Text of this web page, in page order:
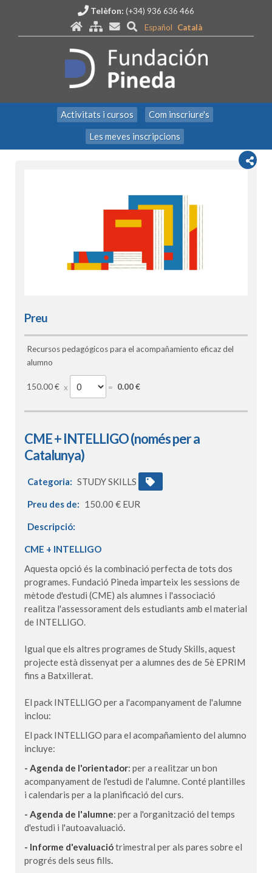
Telèfon: (+34) 936 636 466
Español
Català
Activitats i cursos
Com inscriure's
Les meves inscripcions
Preu
Recursos pedagógicos para el acompañamiento eficaz del
alumno
150.00 € 0.00 €
CME + INTELLIGO (només per a
Catalunya)
Categoria: STUDY SKILLS
Preu des de: 150.00 € EUR
Descripció:
CME + INTELLIGO
Aquesta opció és la combinació perfecta de tots dos
programes. Fundació Pineda imparteix les sessions de
mètode d'estudi (CME) als alumnes i l'associació
realitza l'assessorament dels estudiants amb el material
de INTELLIGO.
Igual que els altres programes de Study Skills, aquest
projecte està dissenyat per a alumnes des de 5è EPRIM
fins a Batxillerat.
El pack INTELLIGO per a l'acompanyament de l'alumne
inclou:
El pack INTELLIGO para el acompañamiento del alumno
incluye:
- Agenda de l'orientador: per a realitzar un bon
acompanyament de l'estudi de l'alumne. Conté plantilles
i calendaris per a la planificació del curs.
- Agenda de l'alumne: per a l'organització del temps
d'estudi i l'autoavaluació.
- Informe d'evaluaciótrimestral per als pares sobre el
progrés dels seus fills.